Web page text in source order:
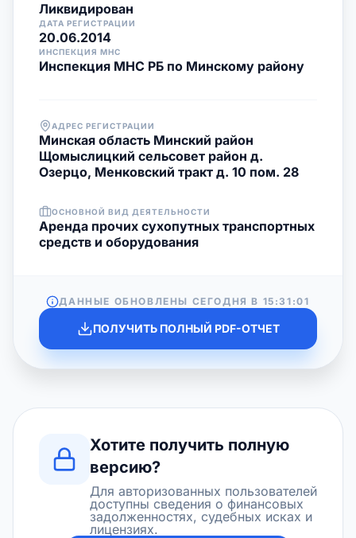
Ликвидирован
ДАТА РЕГИСТРАЦИИ
20.06.2014
ИНСПЕКЦИЯ МНС
Инспекция МНС РБ по Минскому району
АДРЕС РЕГИСТРАЦИИ
Минская область Минский район
Щомыслицкий сельсовет район д.
Озерцо, Менковский тракт д. 10 пом. 28
ОСНОВНОЙ ВИД ДЕЯТЕЛЬНОСТИ
Аренда прочих сухопутных транспортных
средств и оборудования
ДАННЫЕ ОБНОВЛЕНЫ СЕГОДНЯ В 15:31:01
ПОЛУЧИТЬ ПОЛНЫЙ PDF-ОТЧЕТ
Хотите получить полную
версию?
Для авторизованных пользователей
доступны сведения о финансовых
задолженностях, судебных исках и
лицензиях.